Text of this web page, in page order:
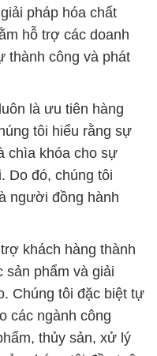
pháp hóa chất
hỗ trợ các doanh
thành công và phát
là ưu tiên hàng
tôi hiểu rằng sự
chìa khóa cho sự
Do đó, chúng tôi
người đồng hành
khách hàng thành
sản phẩm và giải
Chúng tôi đặc biệt tự
các ngành công
thủy sản, xử lý